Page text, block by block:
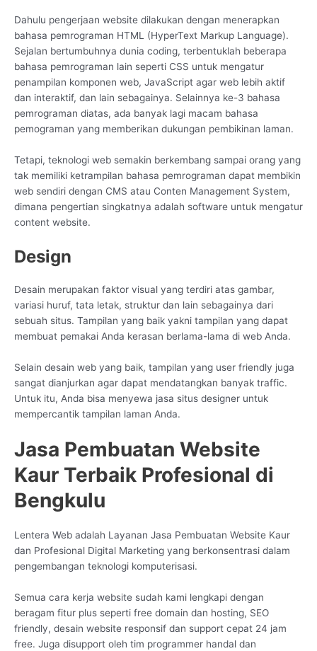
Dahulu pengerjaan website dilakukan dengan menerapkan
bahasa pemrograman HTML (HyperText Markup Language).
Sejalan bertumbuhnya dunia coding, terbentuklah beberapa
bahasa pemrograman lain seperti CSS untuk mengatur
penampilan komponen web, JavaScript agar web lebih aktif
dan interaktif, dan lain sebagainya. Selainnya ke-3 bahasa
pemrograman diatas, ada banyak lagi macam bahasa
pemograman yang memberikan dukungan pembikinan laman.
Tetapi, teknologi web semakin berkembang sampai orang yang
tak memiliki ketrampilan bahasa pemrograman dapat membikin
web sendiri dengan CMS atau Conten Management System,
dimana pengertian singkatnya adalah software untuk mengatur
content website.
Design
Desain merupakan faktor visual yang terdiri atas gambar,
variasi huruf, tata letak, struktur dan lain sebagainya dari
sebuah situs. Tampilan yang baik yakni tampilan yang dapat
membuat pemakai Anda kerasan berlama-lama di web Anda.
Selain desain web yang baik, tampilan yang user friendly juga
sangat dianjurkan agar dapat mendatangkan banyak traffic.
Untuk itu, Anda bisa menyewa jasa situs designer untuk
mempercantik tampilan laman Anda.
Jasa Pembuatan Website
Kaur Terbaik Profesional di
Bengkulu
Lentera Web adalah Layanan Jasa Pembuatan Website Kaur
dan Profesional Digital Marketing yang berkonsentrasi dalam
pengembangan teknologi komputerisasi.
Semua cara kerja website sudah kami lengkapi dengan
beragam fitur plus seperti free domain dan hosting, SEO
friendly, desain website responsif dan support cepat 24 jam
free. Juga disupport oleh tim programmer handal dan